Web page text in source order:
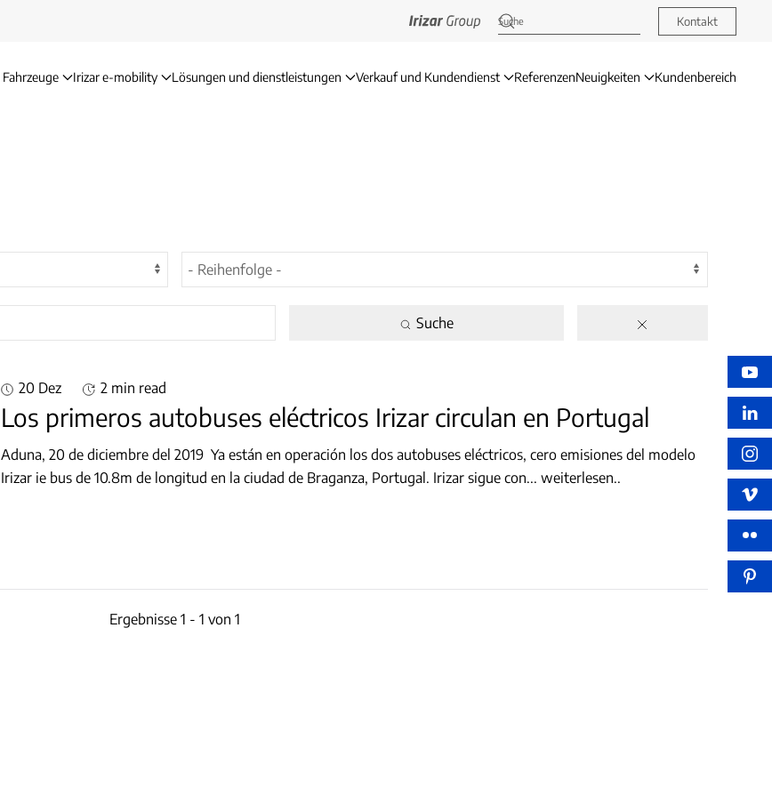
Kontakt
Fahrzeuge Irizar e-mobility Lösungen und dienstleistungen Verkauf und Kundendienst ReferenzenNeuigkeiten Kundenbereich
Suche
20 Dez 2 min read
Los primeros autobuses eléctricos Irizar circulan en Portugal
Aduna, 20 de diciembre del 2019 Ya están en operación los dos autobuses eléctricos, cero emisiones del modelo
Irizar ie bus de 10.8m de longitud en la ciudad de Braganza, Portugal. Irizar sigue con... weiterlesen..
Ergebnisse 1 - 1 von 1